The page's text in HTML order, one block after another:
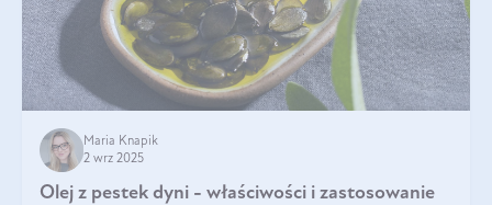
Maria Knapik
2 wrz 2025
Olej z pestek dyni - właściwości i zastosowanie